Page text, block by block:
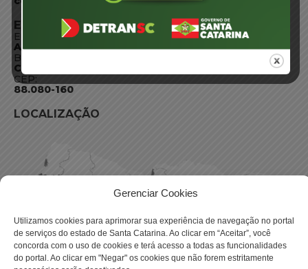
Gerenciar Cookies
Utilizamos cookies para aprimorar sua experiência de navegação no portal
de serviços do estado de Santa Catarina. Ao clicar em “Aceitar”, você
concorda com o uso de cookies e terá acesso a todas as funcionalidades
do portal. Ao clicar em "Negar" os cookies que não forem estritamente
ENDEREÇO
Endereço:
Av. Almirante Tamandaré - 480
Bairro:
Coqueiros, Florianópolis SC
CEP:
88.080-160
LOCALIZAÇÃO